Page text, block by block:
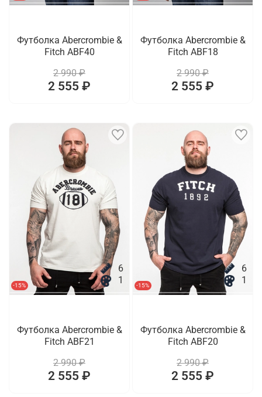
Футболка Abercrombie &
Fitch ABF40
2 990 ₽
2 555 ₽
Футболка Abercrombie &
Fitch ABF18
2 990 ₽
2 555 ₽
-15%
6
1
Футболка Abercrombie &
Fitch ABF21
2 990 ₽
2 555 ₽
-15%
6
1
Футболка Abercrombie &
Fitch ABF20
2 990 ₽
2 555 ₽